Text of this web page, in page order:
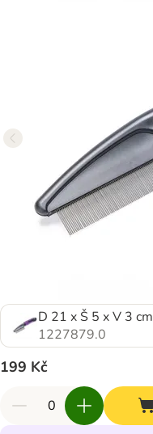
D 21 x Š 5 x V 3 cm
1227879.0
199 Kč